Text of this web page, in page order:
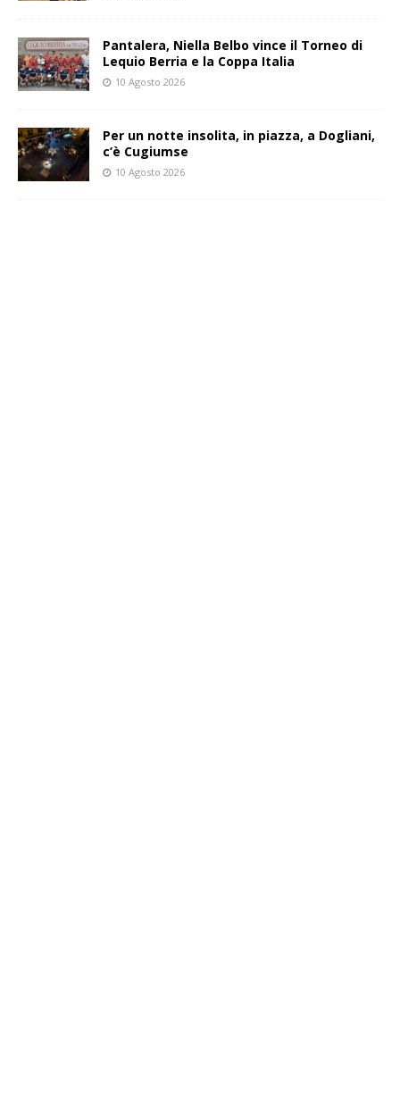
Pantalera, Niella Belbo vince il Torneo di
Lequio Berria e la Coppa Italia
10 Agosto 2026
Per un notte insolita, in piazza, a Dogliani,
c’è Cugiumse
10 Agosto 2026